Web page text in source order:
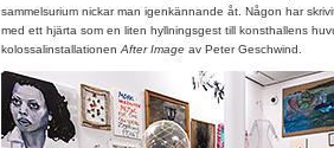
sammelsurium nickar man igenkännande åt. Någon har
med ett hjärta som en liten hyllningsgest till konsthallens
kolossalinstallationen After Image av Peter Geschwind.